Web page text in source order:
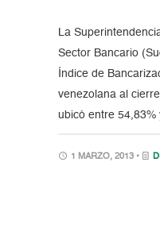
La
Sector Bancario
Índice de
venezolana al
ubicó entre 54,83%
1 MARZO, 2013 •